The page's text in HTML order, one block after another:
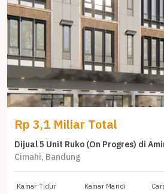
Rp 3,1 Miliar Total
Dijual 5 Unit Ruko (On Progres) di
Cimahi, Bandung
Kamar Tidur Kamar Mandi